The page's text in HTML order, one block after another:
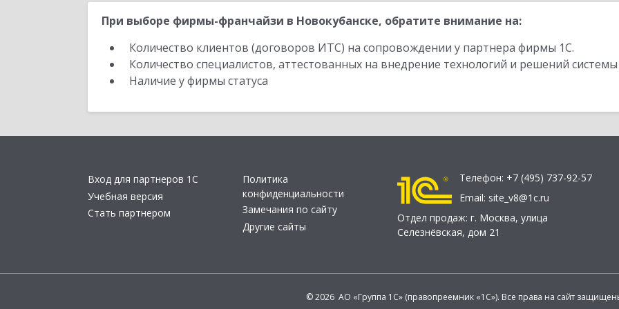
При выборе фирмы-франчайзи в Новокубанске, обратите внимание на:
Количество клиентов (договоров ИТС) на сопровождении у партнера фирмы 1С.
Количество специалистов, аттестованных на внедрение технологий и решений
Наличие у фирмы статуса
Вход для партнеров 1С
Учебная версия
Стать партнером
Политика
конфиденциальности
Замечания по сайту
Другие сайты
Телефон: +7 (495) 737-92-57
Email: site_v8@1c.ru
Отдел продаж: г. Москва, улица
Селезнёвская, дом 21
© 2026 АО «Группа 1С» (правопреемник «1С»). Все права на сайт